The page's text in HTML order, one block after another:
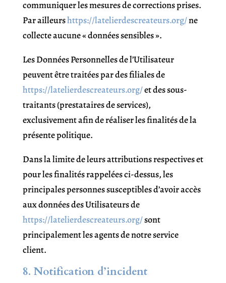
communiquer les mesures de corrections prises.
Par ailleurshttps://latelierdescreateurs.org/ne
collecte aucune « données sensibles ».
Les Données Personnelles de l’Utilisateur
peuvent être traitées par des filiales de
https://latelierdescreateurs.org/et des sous-
traitants (prestataires de services),
exclusivement afin de réaliser les finalités de la
présente politique.
Dans la limite de leurs attributions respectives et
pour les finalités rappelées ci-dessus, les
principales personnes susceptibles d’avoir accès
aux données des Utilisateurs de
https://latelierdescreateurs.org/sont
principalement les agents de notre service
client.
8. Notification d’incident